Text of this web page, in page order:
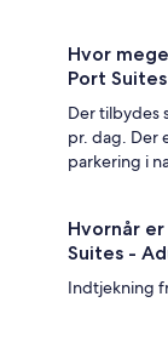
Hvor
Port
Der tilbydes
pr. dag. Der
parkering i
Hvornår
Suites -
Indtjekning